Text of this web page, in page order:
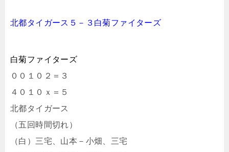
北都タイガース５－３白菊ファイターズ
白菊ファイターズ
００１０２＝３
４０１０ｘ＝５
北都タイガース
（五回時間切れ）
（白）三宅、山本－小畑、三宅